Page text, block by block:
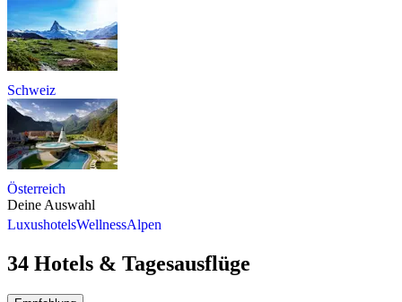
Schweiz
Österreich
Deine Auswahl
LuxushotelsWellnessAlpen
34 Hotels & Tagesausflüge